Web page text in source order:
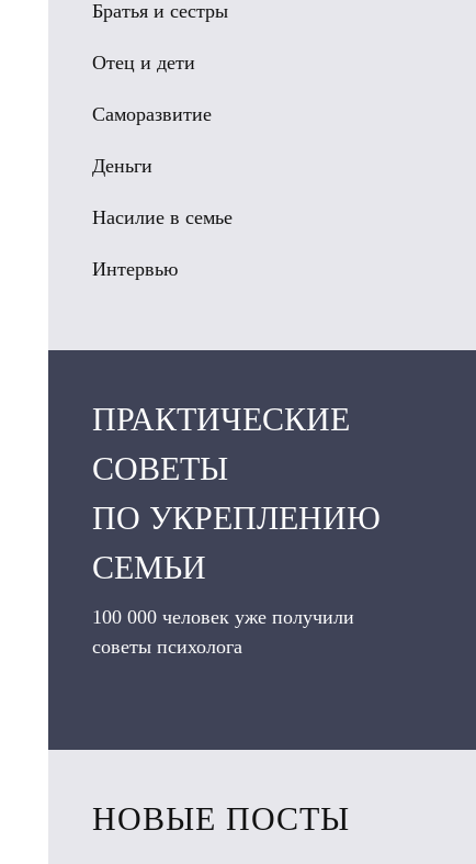
Братья и сестры
Отец и дети
Саморазвитие
Деньги
Насилие в семье
Интервью
ПРАКТИЧЕСКИЕ
СОВЕТЫ
ПО УКРЕПЛЕНИЮ
СЕМЬИ
100 000 человек уже получили
советы психолога
НОВЫЕ ПОСТЫ